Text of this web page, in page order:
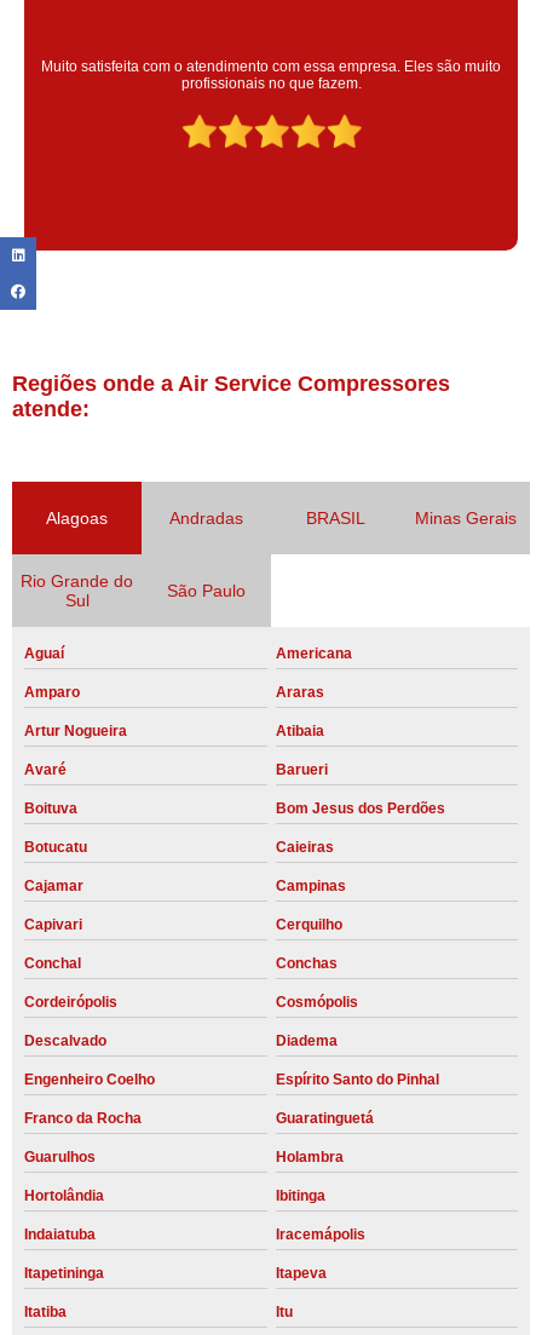
Super satisfeita com o serviço prestado, atendimento muito bom!
colaoradores educado e transparente, destaque para o colaborador
Claudinei excelente profissional!
Regiões onde a Air Service Compressores
atende:
Alagoas Andradas BRASIL Minas Gerais
Rio Grande do
Sul
São Paulo
Aguaí Americana
Amparo Araras
Artur Nogueira Atibaia
Avaré Barueri
Boituva Bom Jesus dos Perdões
Botucatu Caieiras
Cajamar Campinas
Capivari Cerquilho
Conchal Conchas
Cordeirópolis Cosmópolis
Descalvado Diadema
Engenheiro Coelho Espírito Santo do Pinhal
Franco da Rocha Guaratinguetá
Guarulhos Holambra
Hortolândia Ibitinga
Indaiatuba Iracemápolis
Itapetininga Itapeva
Itatiba Itu